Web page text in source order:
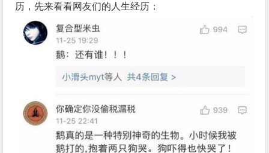
历，先来看看网友们的人生经历：